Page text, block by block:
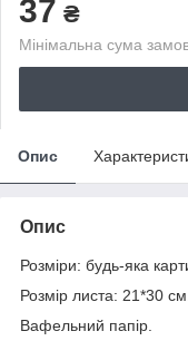
37 ₴
Мінімальна сума
Опис
Опис
Розміри: будь-яка
Розмір листа: 21*30 см.
Вафельний папір.